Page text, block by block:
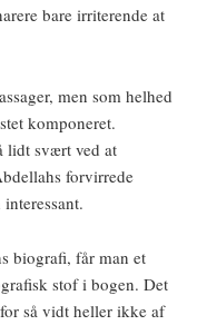
bare irriterende at
men som helhed
komponeret.
lidt svært ved at
forvirrede
biografi, får man et
stof i bogen. Det
så vidt heller ikke af